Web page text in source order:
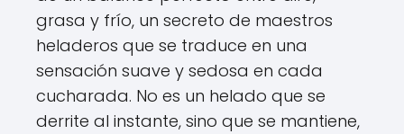
grasa y frío, un secreto de maestros
heladeros que se traduce en una
sensación suave y sedosa en cada
cucharada. No es un helado que se
derrite al instante, sino que se mantiene,